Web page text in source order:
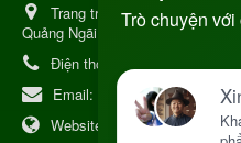
Trang trại Dược Liệu Hữu Cơ:
Quảng Ngãi
Điện thoại:
Email:
Website:
https://